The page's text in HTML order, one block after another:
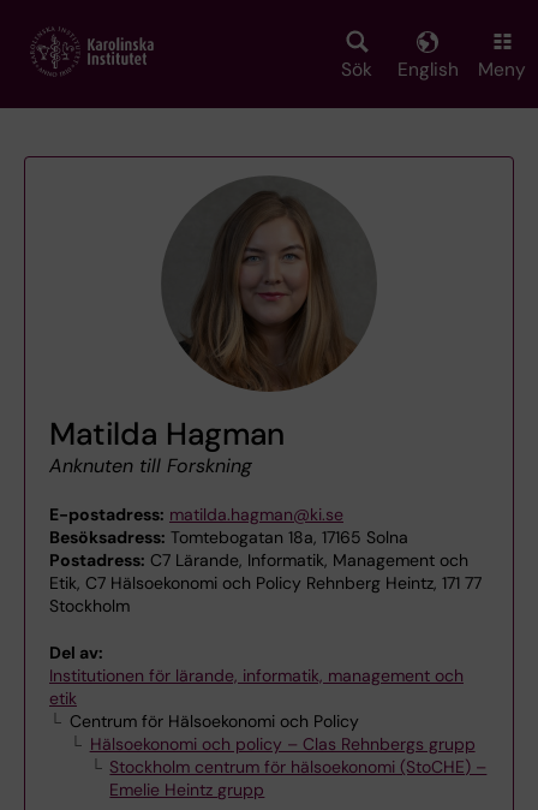
main
Sök English Meny
Matilda Hagman
Anknuten till Forskning
E-postadress: matilda.hagman@ki.se
Besöksadress: Tomtebogatan 18a, 17165 Solna
Postadress: C7 Lärande, Informatik, Management och
Etik, C7 Hälsoekonomi och Policy Rehnberg Heintz, 171 77
Stockholm
Del av:
Institutionen för lärande, informatik, management och
etik
Centrum för Hälsoekonomi och Policy
Hälsoekonomi och policy – Clas Rehnbergs grupp
Stockholm centrum för hälsoekonomi (StoCHE) –
Emelie Heintz grupp